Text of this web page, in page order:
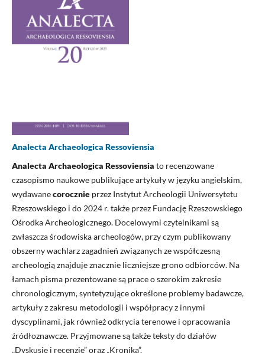
Ana­lecta Archa­eolo­gica Res­so­viensia
Analecta Archaeologica Ressoviensia to recenzowane
czasopismo naukowe publikujące artykuły w języku angielskim,
wydawanecorocznieprzez Instytut Archeologii Uniwersytetu
Rzeszowskiego i do 2024 r. także przez Fundację Rzeszowskiego
Ośrodka Archeologicznego. Docelowymi czytelnikami są
zwłaszcza środowiska archeologów, przy czym publikowany
obszerny wachlarz zagadnień związanych ze współczesną
archeologią znajduje znacznie liczniejsze grono odbiorców. Na
łamach pisma prezentowane są prace o szerokim zakresie
chronologicznym, syntetyzujące określone problemy badawcze,
artykuły z zakresu metodologii i współpracy z innymi
dyscyplinami, jak również odkrycia terenowe i opracowania
źródłoznawcze. Przyjmowane są także teksty do działów
„Dyskusje i recenzje” oraz „Kronika”.